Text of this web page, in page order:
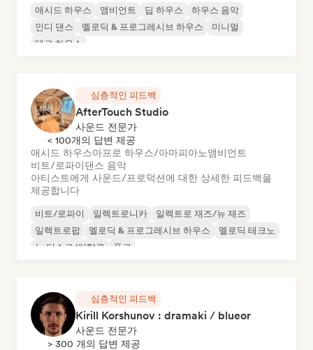
애시드 하우스 앰비언트 딥 하우스
하우스 음악
인디 댄스
멜로딕 & 프로그레시브 하우스
미니멀
테크 하우스
심층적인 피드백
AfterTouch Studio
사운드 전문가
< 100개의 답변 제공
애시드 하우스아프로 하우스/아마피아노앰비언트
비트/로파이댄스 음악
아티스트에게 사운드/프로덕션에 대한 상세한 피드백을
제공합니다
비트/로파이 일렉트로니카
일렉트로 재즈/뉴 재즈
일렉트로팝
멜로딕 & 프로그레시브 하우스
멜로딕 테크노
뉴 디스코/이탈로
폰크
심층적인 피드백
Kirill Korshunov : dramaki / blueor
사운드 전문가
> 300 개의 답변 제공